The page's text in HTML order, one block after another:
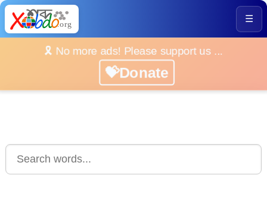
☰
🎗️ No more ads! Please support us ...
💝Donate